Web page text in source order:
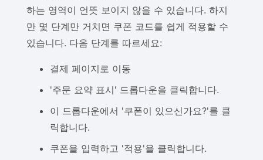
하는 영역이 언뜻 보이지 않을 수 있습니다. 하지
만 몇 단계만 거치면 쿠폰 코드를 쉽게 적용할 수
있습니다. 다음 단계를 따르세요:
결제 페이지로 이동
'주문 요약 표시' 드롭다운을 클릭합니다.
이 드롭다운에서 '쿠폰이 있으신가요?'를 클
릭합니다.
쿠폰을 입력하고 '적용'을 클릭합니다.